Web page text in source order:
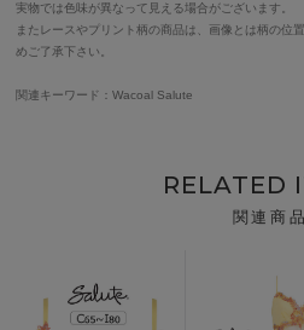
実物では色味が異なって見える場合がございます。
またレースやプリント柄の商品は、画像とは柄の位
めご了承下さい。
関連キーワード：Wacoal Salute
RELATED
関連商品